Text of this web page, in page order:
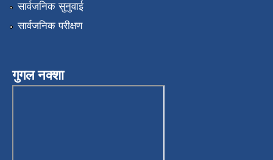
सार्वजनिक सुनुवाई
सार्वजनिक परीक्षण
गुगल नक्शा